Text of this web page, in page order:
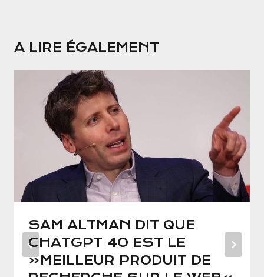
A LIRE ÉGALEMENT
SAM ALTMAN DIT QUE
CHATGPT 4O EST LE
«MEILLEUR PRODUIT DE